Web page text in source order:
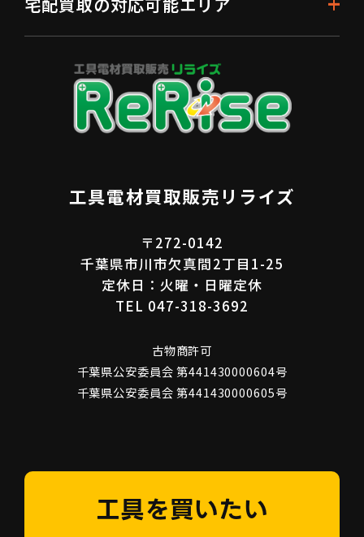
工具電材買取販売リライズ
〒272-0142
千葉県市川市欠真間2丁目1-25
定休日：火曜・日曜定休
TEL 047-318-3692
古物商許可
千葉県公安委員会 第441430000604号
千葉県公安委員会 第441430000605号
工具を買いたい